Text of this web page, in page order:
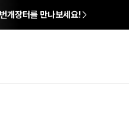
개장터를 만나보세요!